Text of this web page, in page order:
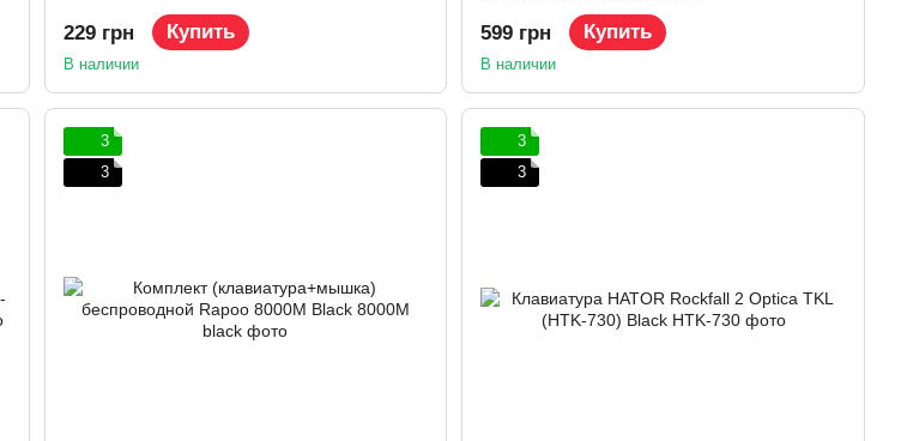
229 грн Купить
В наличии
599 грн Купить
В наличии
3
3
3
3